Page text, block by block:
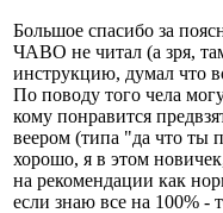
Большое спасибо за
ЧАВО не читал (а зря,
инструкцию, думал что
По поводу того чела
кому понравится
веером (типа "да что ты
хорошо, я в этом
на рекомендации как
если знаю все на 100% -